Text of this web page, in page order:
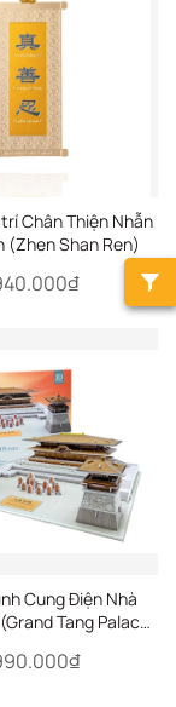
Chân Thiện Nhẫn
(Zhen Shan Ren)
Cung Điện Nhà
Tang Palace